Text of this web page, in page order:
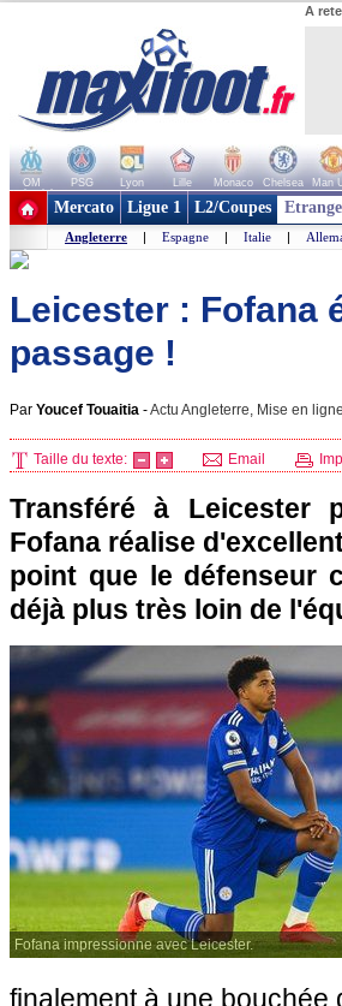
A
OM PSG Lyon Lille Monaco Chelsea Man
+ de clubs
Mercato Ligue 1 L2/Coupes
Angleterre | Espagne | Italie |
Leicester : Fofana
passage !
Par Youcef Touaitia -Actu Angleterre, Mise en
Taille du texte: Email
Transféré à Leicester
Fofana réalise
point que le défenseur
déjà plus très loin de
Fofana impressionne avec Leicester.
finalement à une bouchée